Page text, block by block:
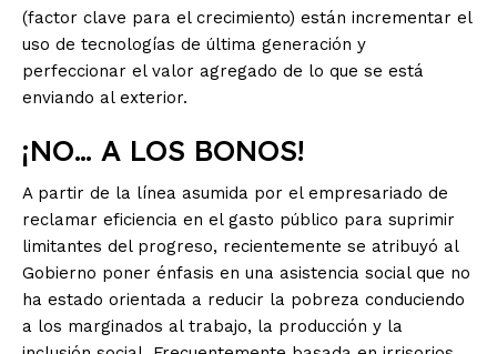
(factor clave para el crecimiento) están incrementar el
uso de tecnologías de última generación y
perfeccionar el valor agregado de lo que se está
enviando al exterior.
¡NO… A LOS BONOS!
A partir de la línea asumida por el empresariado de
reclamar eficiencia en el gasto público para suprimir
limitantes del progreso, recientemente se atribuyó al
Gobierno poner énfasis en una asistencia social que no
ha estado orientada a reducir la pobreza conduciendo
a los marginados al trabajo, la producción y la